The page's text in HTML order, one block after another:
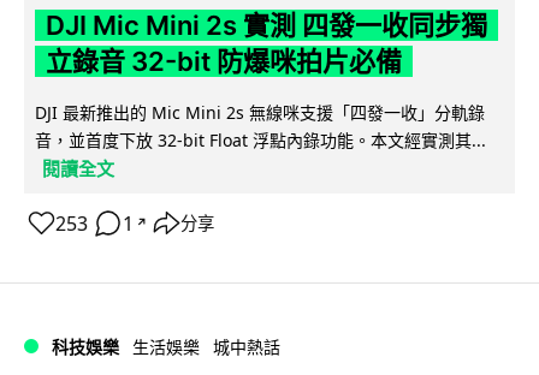
DJI Mic Mini 2s 實測 四發一收同步獨
立錄音 32-bit 防爆咪拍片必備
DJI 最新推出的 Mic Mini 2s 無線咪支援「四發一收」分軌錄
音，並首度下放 32-bit Float 浮點內錄功能。本文經實測其...
閱讀全文
253 1 ↗ 分享
科技娛樂 生活娛樂 城中熱話